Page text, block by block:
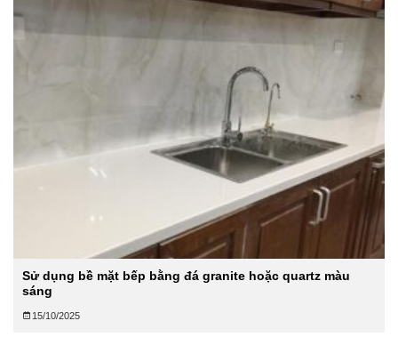
Sử dụng bề mặt bếp bằng đá granite hoặc quartz màu
sáng
15/10/2025